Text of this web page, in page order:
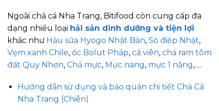
Ngoài chả cá Nha Trang, Bitifood còn cung cấp đa
dạng nhiều loại hải sản dinh dưỡng và tiện lợi
khác như Hàu sữa Hyogo Nhật Bản, Sò điệp Nhật,
Vẹm xanh Chile, ốc Bolut Pháp, cá viên, chả ram tôm
đất Quy Nhơn, Chả mực, Mực nang, mực 1 nắng,….
Hướng dẫn sử dụng và bảo quản chi tiết Chả Cá
Nha Trang (Chiên)